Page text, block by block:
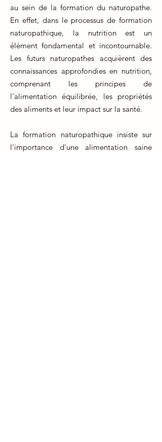
au sein de la formation du naturopathe.
En effet, dans le processus de formation
naturopathique, la nutrition est un
élément fondamental et incontournable.
Les futurs naturopathes acquièrent des
connaissances approfondies en nutrition,
comprenant les principes de
l'alimentation équilibrée, les propriétés
des aliments et leur impact sur la santé.
La formation naturopathique insiste sur
l'importance d'une alimentation saine